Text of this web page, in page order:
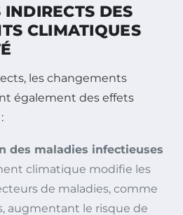
DES
CLIMATIQUES
les changements
également des effets
des maladies infectieuses
climatique modifie les
de maladies, comme
augmentant le risque de